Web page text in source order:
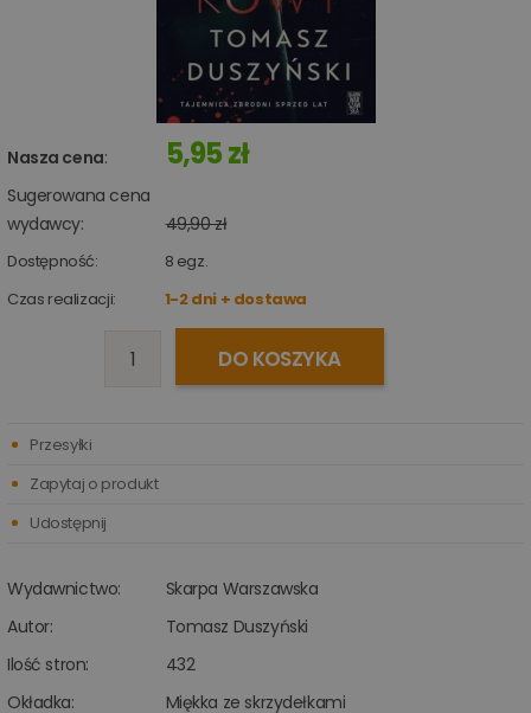
Nasza cena: 5,95 zł
Sugerowana cena
wydawcy:
49,90 zł
Dostępność: 8 egz.
Czas realizacji:
1-2 dni + dostawa
DO KOSZYKA
Wydawnictwo:
Skarpa Warszawska
Autor:
Tomasz Duszyński
Ilość stron:
432
Okładka:
Miękka ze skrzydełkami
Przesyłki
Zapytaj o produkt
Udostępnij